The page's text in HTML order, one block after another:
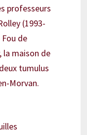
professeurs
(1993-
de
la maison de
tumulus
Morvan.